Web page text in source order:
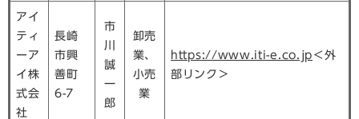
アイ
ティ
ーア
イ株
式会
社
長崎
市興
善町
6-7
市
川
誠
一
郎
卸売
業、
小売
業
https://www.iti-e.co.jp ＜外
部リンク＞